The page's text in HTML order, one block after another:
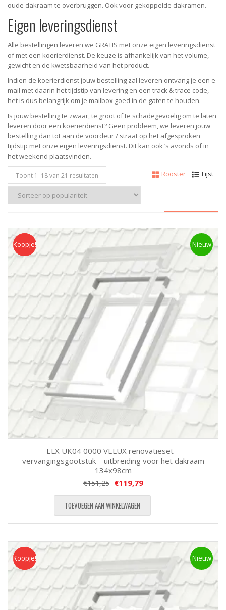
oude dakraam te overbruggen. Ook voor gekoppelde dakramen.
Eigen leveringsdienst
Alle bestellingen leveren we GRATIS met onze eigen leveringsdienst
of met een koerierdienst. De keuze is afhankelijk van het volume,
gewicht en de kwetsbaarheid van het product.
Indien de koerierdienst jouw bestelling zal leveren ontvang je een e-
mail met daarin het tijdstip van levering en een track & trace code,
het is dus belangrijk om je mailbox goed in de gaten te houden.
Is jouw bestelling te zwaar, te groot of te schadegevoelig om te laten
leveren door een koerierdienst? Geen probleem, we leveren jouw
bestelling dan tot aan de voordeur / straat op het afgesproken
tijdstip met onze eigen leveringsdienst. Dit kan ook ‘s avonds of in
het weekend plaatsvinden.
Rooster
Lijst
Toont 1–18van 21 resultaten
Koopje Nieuw
Koopje!
ELX UK04 0000 VELUX renovatieset –
vervangingsgootstuk – uitbreiding voor het dakraam
134x98cm
€151,25 €119,79
TOEVOEGEN AAN WINKELWAGEN
Koopje Nieuw
Koopje!